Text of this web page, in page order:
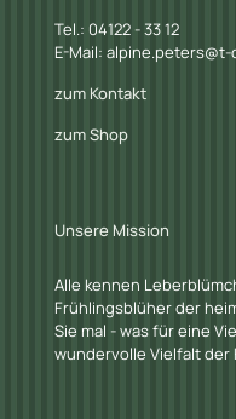
Tel.: 04122 - 33 12
E-Mail:
zum Kontakt
zum Shop
Unsere Mission
Alle kennen
Frühlingsblüher der
Sie mal - was für eine
wundervolle Vielfalt der